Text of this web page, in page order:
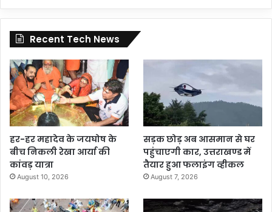
Recent Tech News
हर-हर महादेव के जयघोष के
बीच निकली रेखा आर्या की
कांवड़ यात्रा
August 10, 2026
सड़क छोड़ अब आसमान से घर
पहुंचाएगी कार, उत्तराखण्ड में
तैयार हुआ फलाइंग व्हीकल
August 7, 2026